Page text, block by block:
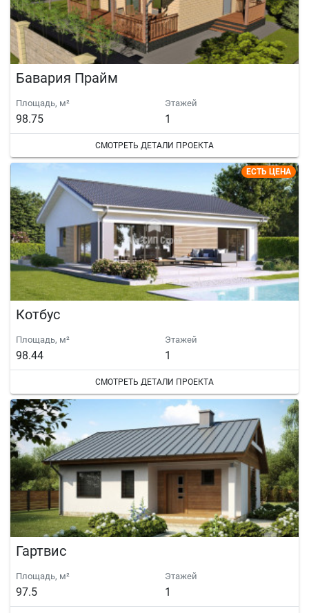
Бавария Прайм
Площадь, м²
98.75
Этажей
1
СМОТРЕТЬ ДЕТАЛИ ПРОЕКТА
ЕСТЬ ЦЕНА
Котбус
Площадь, м²
98.44
Этажей
1
СМОТРЕТЬ ДЕТАЛИ ПРОЕКТА
Гартвис
Площадь, м²
97.5
Этажей
1